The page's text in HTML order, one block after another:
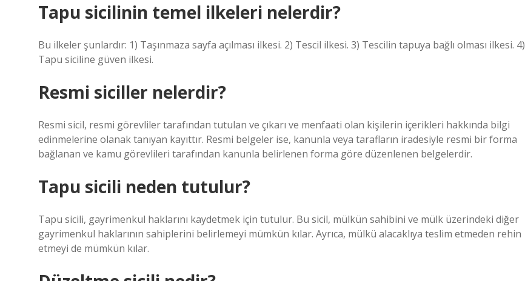
Tapu sicilinin temel ilkeleri nelerdir?
Bu ilkeler şunlardır: 1) Taşınmaza sayfa açılması ilkesi. 2) Tescil ilkesi. 3) Tescilin tapuya bağlı olması ilkesi. 4)
Tapu siciline güven ilkesi.
Resmi siciller nelerdir?
Resmi sicil, resmi görevliler tarafından tutulan ve çıkarı ve menfaati olan kişilerin içerikleri hakkında bilgi
edinmelerine olanak tanıyan kayıttır. Resmi belgeler ise, kanunla veya tarafların iradesiyle resmi bir forma
bağlanan ve kamu görevlileri tarafından kanunla belirlenen forma göre düzenlenen belgelerdir.
Tapu sicili neden tutulur?
Tapu sicili, gayrimenkul haklarını kaydetmek için tutulur. Bu sicil, mülkün sahibini ve mülk üzerindeki diğer
gayrimenkul haklarının sahiplerini belirlemeyi mümkün kılar. Ayrıca, mülkü alacaklıya teslim etmeden rehin
etmeyi de mümkün kılar.